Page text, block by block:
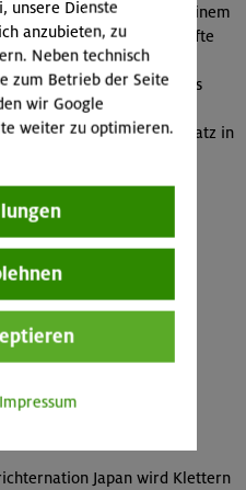
abschließen. Mit einem
Weltrangliste 2016 kämpfte
Boulderer vor. Der
konnte auch trotz seines
im
hervorragenden fünften Platz in
Japan wird Klettern
unsere Dienste
anzubieten, zu
Neben technisch
zum Betrieb der Seite
wir Google
weiter zu optimieren.
Impressum